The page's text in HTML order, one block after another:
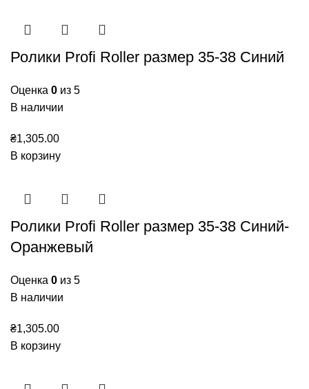
Ролики Profi Roller размер 35-38 Синий
Оценка 0 из 5
В наличии
₴1,305.00
В корзину
Ролики Profi Roller размер 35-38 Синий-
Оранжевый
Оценка 0 из 5
В наличии
₴1,305.00
В корзину